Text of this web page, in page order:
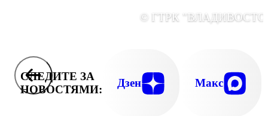
© ГТРК
СЛЕДИТЕ ЗА
НОВОСТЯМИ:
Дзен Макс